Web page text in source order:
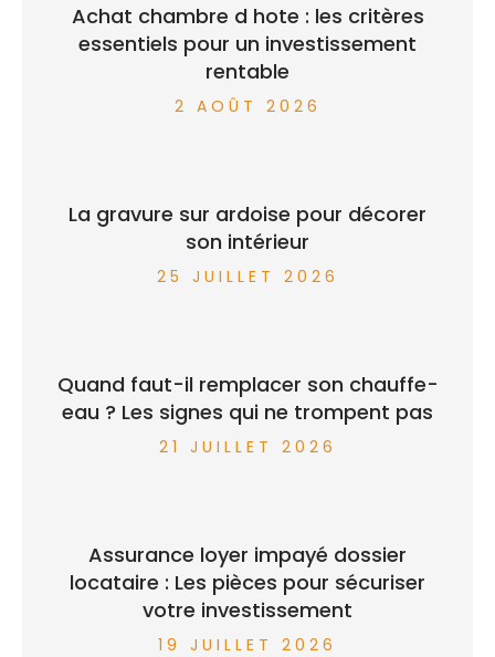
Achat chambre d hote : les critères
essentiels pour un investissement
rentable
2 AOÛT 2026
La gravure sur ardoise pour décorer
son intérieur
25 JUILLET 2026
Quand faut-il remplacer son chauffe-
eau ? Les signes qui ne trompent pas
21 JUILLET 2026
Assurance loyer impayé dossier
locataire : Les pièces pour sécuriser
votre investissement
19 JUILLET 2026